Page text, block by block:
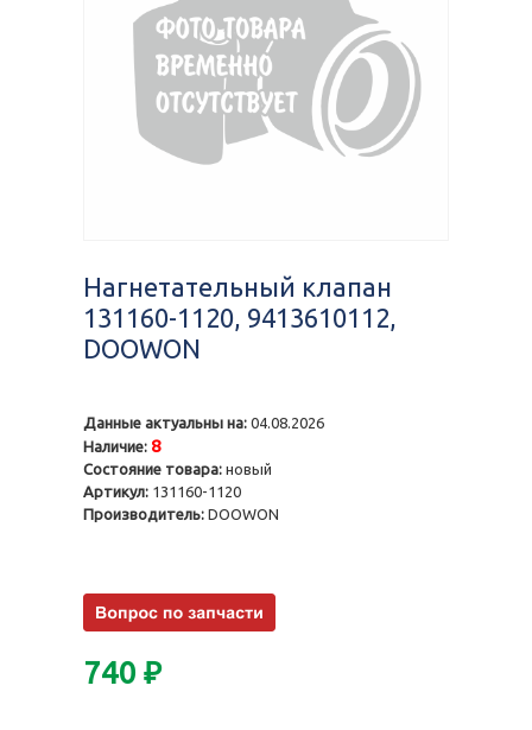
Нагнетательный клапан
131160-1120, 9413610112,
DOOWON
Данные актуальны на: 04.08.2026
Наличие: 8
Состояние товара: новый
Артикул: 131160-1120
Производитель: DOOWON
740 ₽